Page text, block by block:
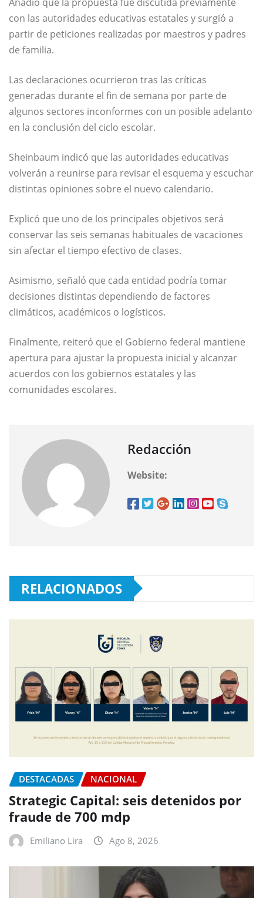
con las autoridades educativas estatales y surgió a
partir de peticiones realizadas por maestros y padres
de familia.
Las declaraciones ocurrieron tras las críticas
generadas durante el fin de semana por parte de
algunos sectores inconformes con un posible adelanto
en la conclusión del ciclo escolar.
Sheinbaum indicó que las autoridades educativas
volverán a reunirse para revisar el esquema y escuchar
distintas opiniones sobre el nuevo calendario.
Explicó que uno de los principales objetivos será
conservar las seis semanas habituales de vacaciones
sin afectar el tiempo efectivo de clases.
Asimismo, señaló que cada entidad podría tomar
decisiones distintas dependiendo de factores
climáticos, académicos o logísticos.
Finalmente, reiteró que el Gobierno federal mantiene
apertura para ajustar la propuesta inicial y alcanzar
acuerdos con los gobiernos estatales y las
comunidades escolares.
Redacción
Website:
RELACIONADOS
DESTACADAS NACIONAL
Strategic Capital: seis detenidos por
fraude de 700 mdp
Emiliano Lira Ago 8, 2026